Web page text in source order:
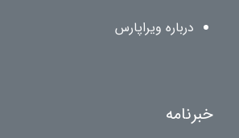
درباره ویراپارس
خبرنامه